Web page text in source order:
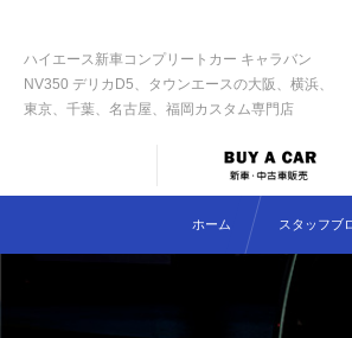
ハイエース新車コンプリートカー キャラバン
NV350 デリカD5、タウンエースの大阪、横浜、
東京、千葉、名古屋、福岡カスタム専門店
ホーム スタッフブ